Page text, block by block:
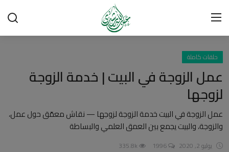
تسجيل الدخول
الرئيسية
شبهات وردود
العقيدة الإسلامية
حلقات كاملة
عمل الزوجة في البيت | خدمة الزوجة
لزوجها
عمل الزوجة في البيت خدمة الزوجة لزوجها — نقاش معمّق حول عمل،
والزوجة، والبيت يجمع بين العمق العلمي والبساطة
يوليو 2, 2020